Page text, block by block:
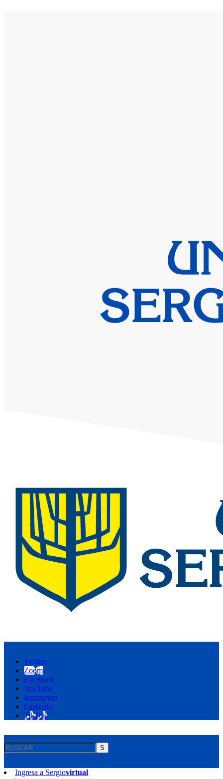
Twitter
Zoom
Facebook
YouTube
Instragram
LinkedIn
TikTok
S
Ingresa a Sergiovirtual